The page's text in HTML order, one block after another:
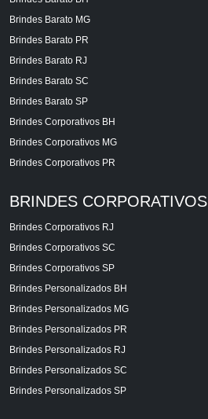
Brindes Barato MG
Brindes Barato PR
Brindes Barato RJ
Brindes Barato SC
Brindes Barato SP
Brindes Corporativos BH
Brindes Corporativos MG
Brindes Corporativos PR
BRINDES CORPORATIVOS
Brindes Corporativos RJ
Brindes Corporativos SC
Brindes Corporativos SP
Brindes Personalizados BH
Brindes Personalizados MG
Brindes Personalizados PR
Brindes Personalizados RJ
Brindes Personalizados SC
Brindes Personalizados SP